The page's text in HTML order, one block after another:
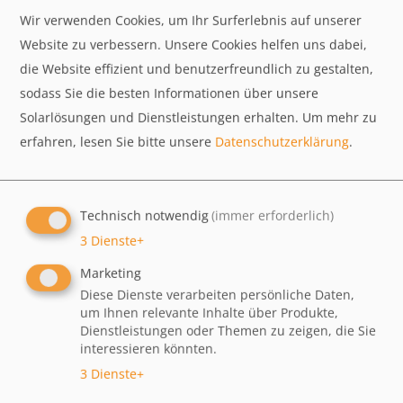
AMRIT wird 30 – Feiern Sie mit uns!
30 Jahre AMRIT – das möchten wir gemeinsam mit
Wir verwenden Cookies, um Ihr Surferlebnis auf unserer
Website zu verbessern. Unsere Cookies helfen uns dabei,
die Website effizient und benutzerfreundlich zu gestalten,
sodass Sie die besten Informationen über unsere
Solarlösungen und Dienstleistungen erhalten. Um mehr zu
erfahren, lesen Sie bitte unsere Datenschutzerklärung.
Technisch notwendig(immer erforderlich)
3 Dienste+
Marketing
Diese Dienste verarbeiten persönliche Daten,
um Ihnen relevante Inhalte über Produkte,
Dienstleistungen oder Themen zu zeigen, die Sie
interessieren könnten.
3 Dienste+